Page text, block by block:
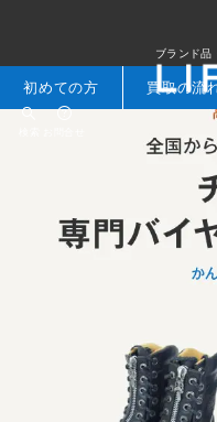
ブランド品
初めての方 買取の流